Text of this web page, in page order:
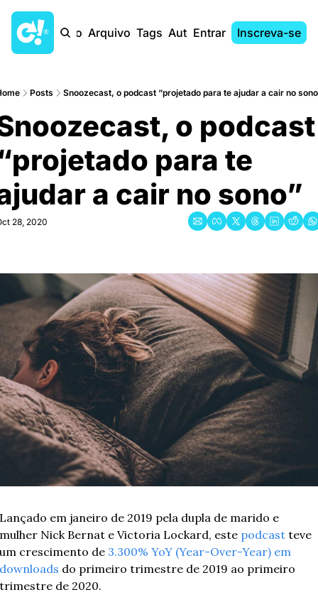
Início Arquivo Tags AutoresEntrar Inscreva-se
Posts Snoozecast, o podcast “projetado para te ajudar a cair no
o podcast
para te
a cair no sono”
28, 2020
Lançado em janeiro de 2019 pela dupla de marido e
mulher Nick Bernat e Victoria Lockard, este podcast teve
um crescimento de 3.300% YoY (Year-Over-Year) em
downloads do primeiro trimestre de 2019 ao primeiro
trimestre de 2020.